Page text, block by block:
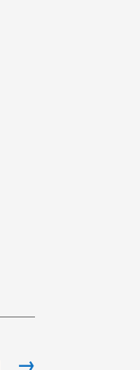
→